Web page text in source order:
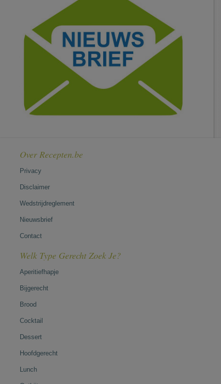
Over Recepten.be
Privacy
Disclaimer
Wedstrijdreglement
Nieuwsbrief
Contact
Welk Type Gerecht Zoek Je?
Aperitiefhapje
Bijgerecht
Brood
Cocktail
Dessert
Hoofdgerecht
Lunch